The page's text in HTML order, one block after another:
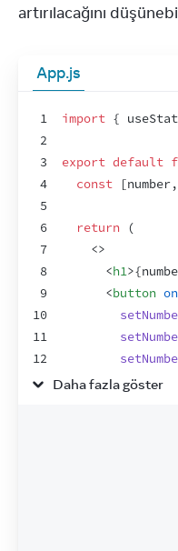
artırılacağını
App.js
1
2
3
4
5
6
7
8
9
10
11
12
13
import {
export default
const
[number,
return
(
<>
<h1>{
<button
}} >+3</
Daha fazla göster